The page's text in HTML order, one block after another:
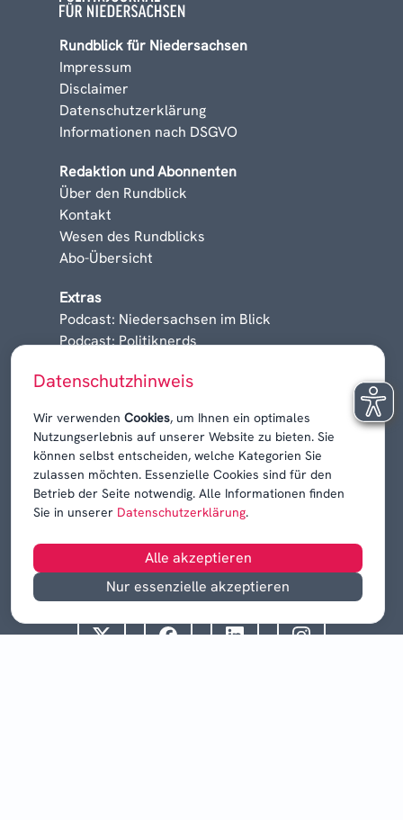
Datenschutzhinweis
Wir verwenden Cookies, um Ihnen ein optimales
Nutzungserlebnis auf unserer Website zu bieten. Sie
können selbst entscheiden, welche Kategorien Sie
zulassen möchten. Essenzielle Cookies sind für den
Betrieb der Seite notwendig. Alle Informationen finden
Sie in unserer Datenschutzerklärung.
Alle akzeptieren
Nur essenzielle akzeptieren
Rundblick für Niedersachsen
Impressum
Disclaimer
Datenschutzerklärung
Informationen nach DSGVO
Redaktion und Abonnenten
Über den Rundblick
Kontakt
Wesen des Rundblicks
Abo-Übersicht
Extras
Podcast: Niedersachsen im Blick
Podcast: Politiknerds
Karrieren, Krisen & Kontroversen